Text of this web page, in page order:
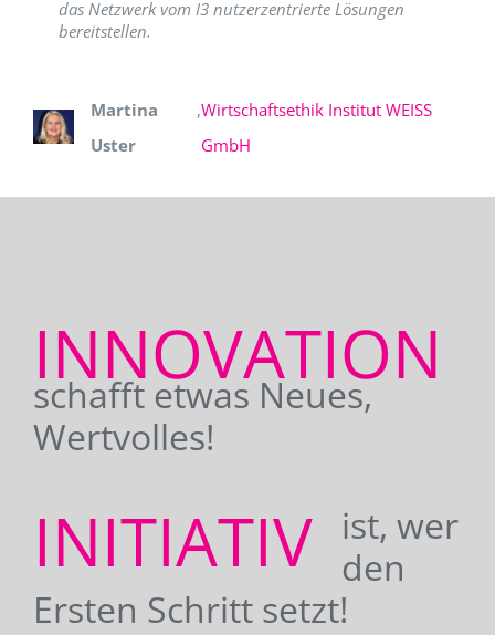
das Netzwerk vom I3 nutzerzentrierte Lösungen
bereitstellen.
Martina
Uster
,Wirtschaftsethik Institut WEISS
GmbH
INNOVATION
schafft etwas Neues,
Wertvolles!
INITIATIV
ist, wer
den
Ersten Schritt setzt!